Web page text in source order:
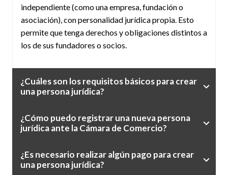
independiente (como una empresa, fundación o
asociación), con personalidad jurídica propia. Esto
permite que tenga derechos y obligaciones distintos a
los de sus fundadores o socios.
¿Cuáles son los requisitos básicos para crear
una persona jurídica?
¿Cómo puedo registrar una nueva persona
jurídica ante la Cámara de Comercio?
¿Es necesario realizar algún pago para crear
una persona jurídica?